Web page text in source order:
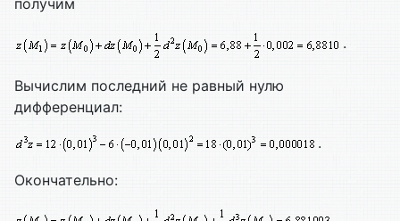
.
Вычислим последний не равный нулю
дифференциал:
.
Окончательно: